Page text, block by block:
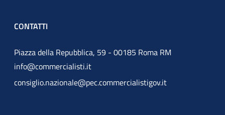
CONTATTI
Piazza della Repubblica, 59 - 00185 Roma RM
info@commercialisti.it
consiglio.nazionale@pec.commercialistigov.it